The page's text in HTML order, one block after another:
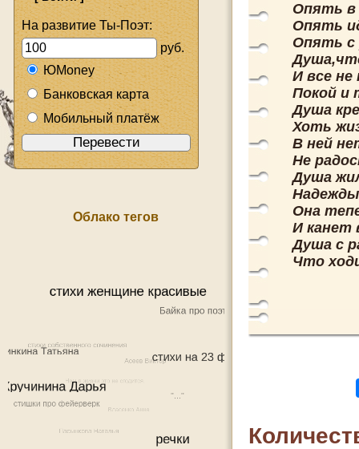
На развитие Ты-Поэт:
руб.
ЮMoney
Банковская карта
Мобильный платёж
Облако тегов
Опять в
Опять
Опять с
И все
Покой и
Душа
Хоть
В ней
Не
Душа
Она
И канет
Душа с
Что